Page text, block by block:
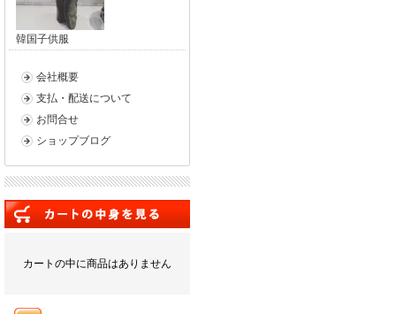
韓国子供服
会社概要
支払・配送について
お問合せ
ショップブログ
カートの中に商品はありません